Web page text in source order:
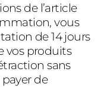
de l’article
vous
de 14 jours
vos produits
sans
de